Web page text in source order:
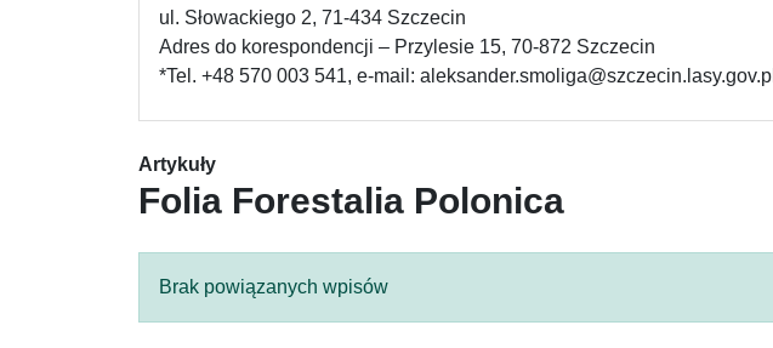
ul. Słowackiego 2, 71-434 Szczecin
Adres do korespondencji – Przylesie 15, 70-872 Szczecin
*Tel. +48 570 003 541, e-mail: aleksander.smoliga@szczecin.lasy.gov.pl
Artykuły
Folia Forestalia Polonica
Brak powiązanych wpisów